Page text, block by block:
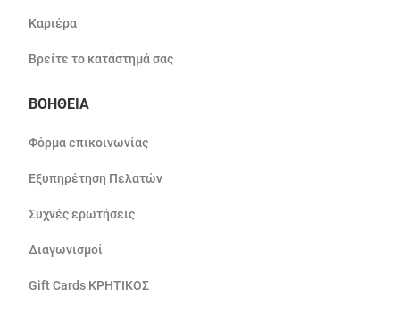
Καριέρα
Βρείτε το κατάστημά σας
ΒΟΗΘΕΙΑ
Φόρμα επικοινωνίας
Εξυπηρέτηση Πελατών
Συχνές ερωτήσεις
Διαγωνισμοί
Gift Cards ΚΡΗΤΙΚΟΣ